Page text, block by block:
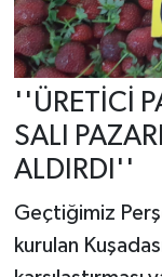
''ÜRETİCİ
SALI
ALDIRDI''
Geçtiğimiz
kurulan